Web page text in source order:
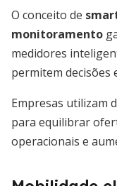
O conceito de
monitoramento
medidores
permitem decisões
Empresas utilizam
para equilibrar
operacionais e